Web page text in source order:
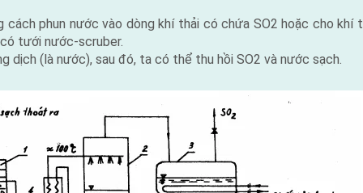
cách phun nước vào dòng khí thải có chứa SO2 hoặc cho khí
tưới nước-scruber.
dịch (là nước), sau đó, ta có thể thu hồi SO2 và nước sạch.